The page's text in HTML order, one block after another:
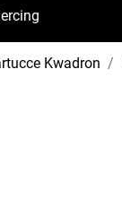
Kwadron